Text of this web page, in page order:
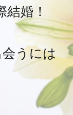
婚！
うには